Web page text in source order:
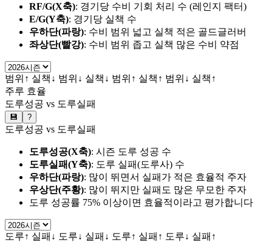
RF/G(X축): 경기당 수비 기회 처리 수 (레인지 팩터)
E/G(Y축): 경기당 실책 수
우하단(파랑): 수비 범위 넓고 실책 적은 골드글러버
좌상단(빨강): 수비 범위 좁고 실책 많은 수비 약점
범위↑ 실책↓ 범위↓ 실책↓ 범위↑ 실책↑ 범위↓ 실책↑
주루 효율
도루성공 vs 도루실패
💾 ?
도루성공 vs 도루실패
도루성공(X축): 시즌 도루 성공 수
도루실패(Y축): 도루 실패(도루사) 수
우하단(파랑): 많이 뛰면서 실패가 적은 효율적 주자
우상단(주황): 많이 뛰지만 실패도 많은 무모한 주자
도루 성공률 75% 이상이면 효율적이라고 평가합니다
도루↑ 실패↓ 도루↓ 실패↓ 도루↑ 실패↑ 도루↓ 실패↑